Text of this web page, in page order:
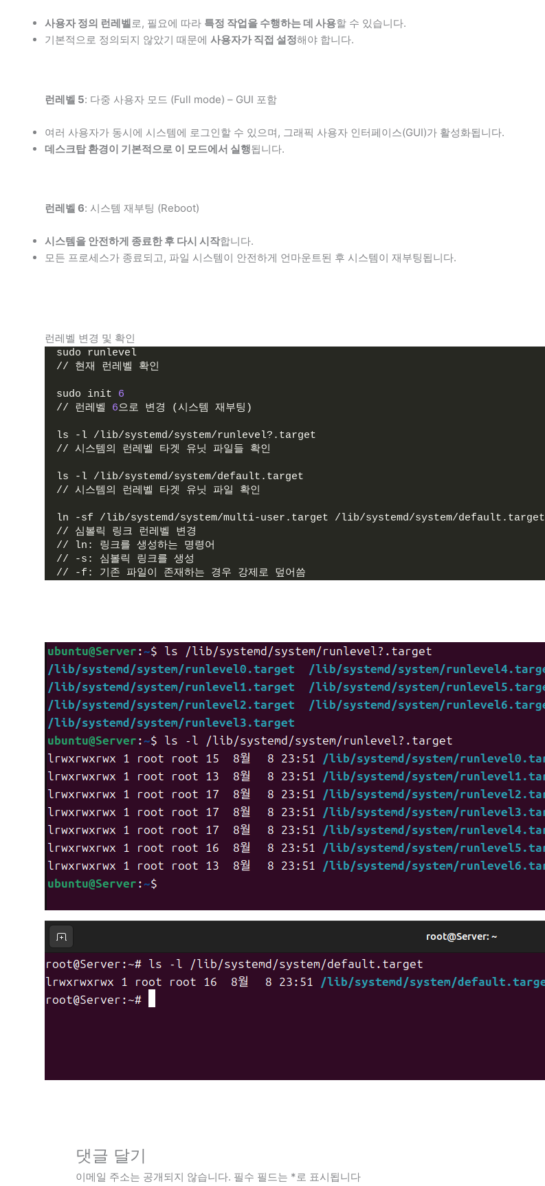
사용자 정의 런레벨로, 필요에 따라 특정 작업을 수행하는 데 사용할 수 있습니다.
기본적으로 정의되지 않았기 때문에 사용자가 직접 설정해야 합니다.
런레벨 5: 다중 사용자 모드 (Full mode) – GUI 포함
여러 사용자가 동시에 시스템에 로그인할 수 있으며, 그래픽 사용자 인터페이스(GUI)가 활성화됩니다.
데스크탑 환경이 기본적으로 이 모드에서 실행됩니다.
런레벨 6: 시스템 재부팅 (Reboot)
시스템을 안전하게 종료한 후 다시 시작합니다.
모든 프로세스가 종료되고, 파일 시스템이 안전하게 언마운트된 후 시스템이 재부팅됩니다.
런레벨 변경 및 확인
sudo runlevel
// 현재 런레벨 확인
sudo init 6
// 런레벨 6으로 변경 (시스템 재부팅)
ls -l /lib/systemd/system/runlevel?.target
// 시스템의 런레벨 타겟 유닛 파일들 확인
ls -l /lib/systemd/system/default.target
// 시스템의 런레벨 타겟 유닛 파일 확인
ln -sf /lib/systemd/system/multi-user.target /lib/systemd/system/default.target
// 심볼릭 링크 런레벨 변경
// ln: 링크를 생성하는 명령어
// -s: 심볼릭 링크를 생성
// -f: 기존 파일이 존재하는 경우 강제로 덮어씀
댓글 달기
이메일 주소는 공개되지 않습니다. 필수 필드는 *로 표시됩니다